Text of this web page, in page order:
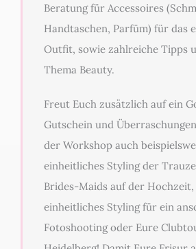
Beratung für Accessoires
Handtaschen, Parfüm) für das
Outfit, sowie zahlreiche Tipps
Thema Beauty.
Freut Euch zusätzlich auf ein
Gutschein und
der Workshop auch
einheitliches Styling der
Brides-Maids auf der
einheitliches Styling für ein
Fotoshooting oder Eure